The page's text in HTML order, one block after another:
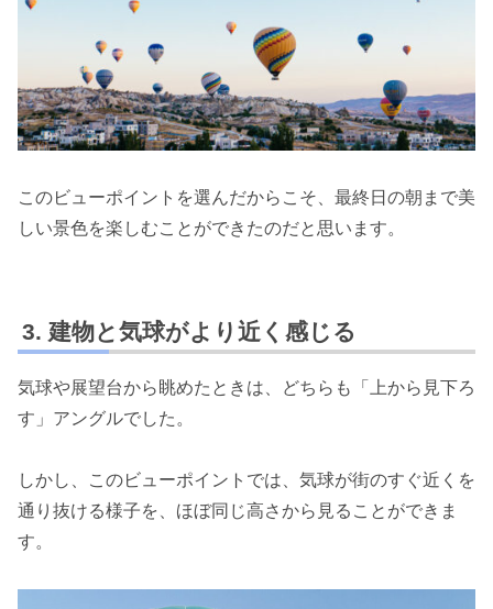
このビューポイントを選んだからこそ、最終日の朝まで美
しい景色を楽しむことができたのだと思います。
建物と気球がより近く感じる
気球や展望台から眺めたときは、どちらも「上から見下ろ
す」アングルでした。
しかし、このビューポイントでは、気球が街のすぐ近くを
通り抜ける様子を、ほぼ同じ高さから見ることができま
す。